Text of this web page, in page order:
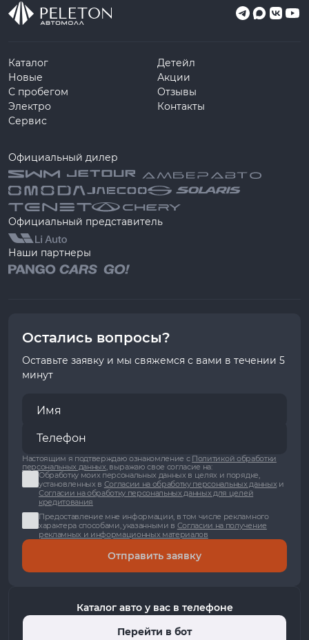
Каталог
Новые
С пробегом
Электро
Сервис
Детейл
Акции
Отзывы
Контакты
Официальный дилер
Официальный представитель
Наши партнеры
Остались вопросы?
Оставьте заявку и мы свяжемся с вами в течении 5
минут
Настоящим я подтверждаю ознакомление с Политикой обработки
персональных данных, выражаю свое согласие на:
Обработку моих персональных данных в целях и порядке,
установленных в Согласии на обработку персональных данныхи
Согласии на обработку персональных данных для целей
кредитования
Предоставление мне информации, в том числе рекламного
характера способами, указанными в Согласии на получение
рекламных и информационных материалов
Отправить заявку
Каталог авто у вас в телефоне
Перейти в бот